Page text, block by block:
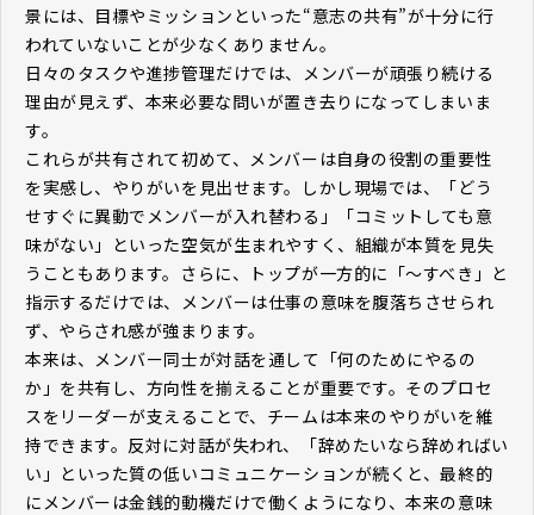
景には、目標やミッションといった“意志の共有”が十分に行
われていないことが少なくありません。
日々のタスクや進捗管理だけでは、メンバーが頑張り続ける
理由が見えず、本来必要な問いが置き去りになってしまいま
す。
これらが共有されて初めて、メンバーは自身の役割の重要性
を実感し、やりがいを見出せます。しかし現場では、「どう
せすぐに異動でメンバーが入れ替わる」「コミットしても意
味がない」といった空気が生まれやすく、組織が本質を見失
うこともあります。さらに、トップが一方的に「〜すべき」と
指示するだけでは、メンバーは仕事の意味を腹落ちさせられ
ず、やらされ感が強まります。
本来は、メンバー同士が対話を通して「何のためにやるの
か」を共有し、方向性を揃えることが重要です。そのプロセ
スをリーダーが支えることで、チームは本来のやりがいを維
持できます。反対に対話が失われ、「辞めたいなら辞めればい
い」といった質の低いコミュニケーションが続くと、最終的
にメンバーは金銭的動機だけで働くようになり、本来の意味